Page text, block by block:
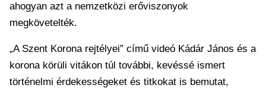
ahogyan azt a nemzetközi erőviszonyok
megkövetelték.
„A Szent Korona rejtélyei” című videó Kádár János és a
korona körüli vitákon túl további, kevéssé ismert
történelmi érdekességeket és titkokat is bemutat,